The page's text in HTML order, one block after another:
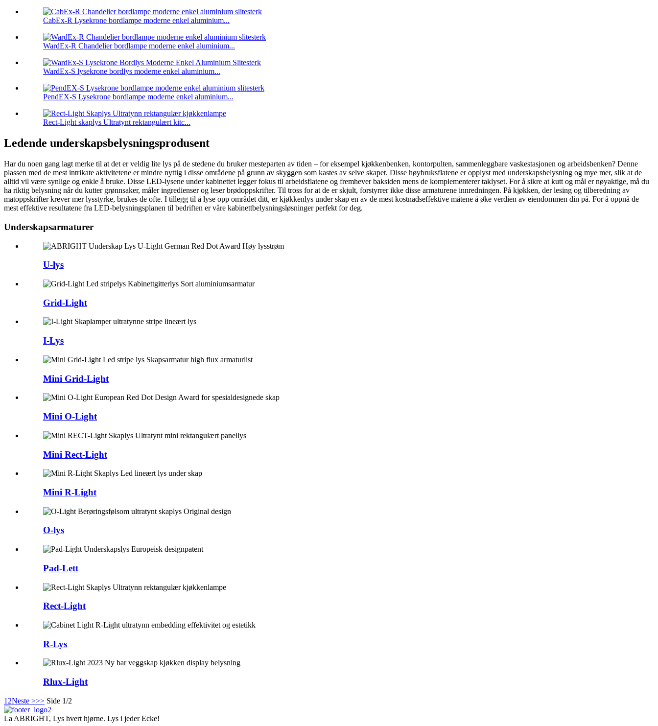
CabEx-R Lysekrone bordlampe moderne enkel aluminium...
WardEx-R Chandelier bordlampe moderne enkel aluminium...
WardEx-S lysekrone bordlys moderne enkel aluminium...
PendEX-S Lysekrone bordlampe moderne enkel aluminium...
Rect-Light skaplys Ultratynt rektangulært kitc...
Ledende underskapsbelysningsprodusent
Har du noen gang lagt merke til at det er veldig lite lys på de stedene du bruker mesteparten av tiden – for eksempel kjøkkenbenken, kontorpulten, sammenleggbare vaskestasjonen og arbeidsbenken? Denne
plassen med de mest intrikate aktivitetene er mindre nyttig i disse områdene på grunn av skyggen som kastes av selve skapet. Disse høybruksflatene er opplyst med underskapsbelysning og mye mer, slik at de
alltid vil være synlige og enkle å bruke. Disse LED-lysene under kabinettet legger fokus til arbeidsflatene og fremhever baksiden mens de komplementerer taklyset. For å sikre at kutt og mål er nøyaktige, må du
ha riktig belysning når du kutter grønnsaker, måler ingredienser og leser brødoppskrifter. Til tross for at de er skjult, forstyrrer ikke disse armaturene innredningen. På kjøkken, der lesing og tilberedning av
matoppskrifter krever mer lysstyrke, brukes de ofte. I tillegg til å lyse opp området ditt, er kjøkkenlys under skap en av de mest kostnadseffektive måtene å øke verdien av eiendommen din på. For å oppnå de
mest effektive resultatene fra LED-belysningsplanen til bedriften er våre kabinettbelysningsløsninger perfekt for deg.
Underskapsarmaturer
U-lys
Grid-Light
I-Lys
Mini Grid-Light
Mini O-Light
Mini Rect-Light
Mini R-Light
O-lys
Pad-Lett
Rect-Light
R-Lys
Rlux-Light
1 2Neste >>> Side 1/2
La ABRIGHT, Lys hvert hjørne. Lys i jeder Ecke!